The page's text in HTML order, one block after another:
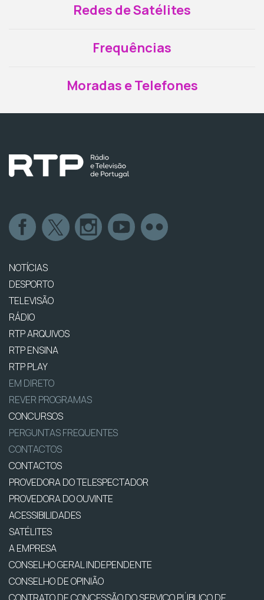
Redes de Satélites
Frequências
Moradas e Telefones
NOTÍCIAS
DESPORTO
TELEVISÃO
RÁDIO
RTP ARQUIVOS
RTP ENSINA
RTP PLAY
EM DIRETO
REVER PROGRAMAS
CONCURSOS
PERGUNTAS FREQUENTES
CONTACTOS
CONTACTOS
PROVEDORA DO TELESPECTADOR
PROVEDORA DO OUVINTE
ACESSIBILIDADES
SATÉLITES
A EMPRESA
CONSELHO GERAL INDEPENDENTE
CONSELHO DE OPINIÃO